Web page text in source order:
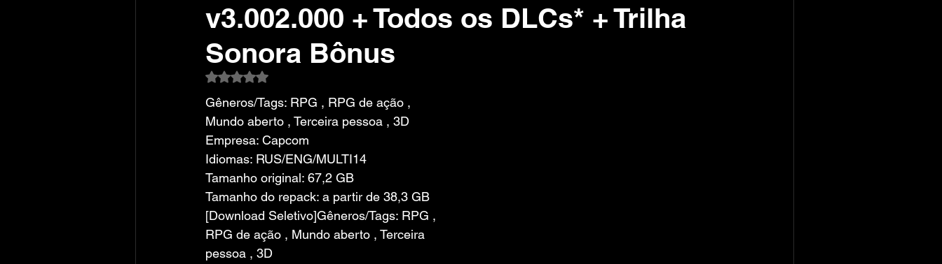
v3.002.000 + Todos os DLCs* + Trilha
Sonora Bônus
Avaliado com NaN de 5 estrelas.
Gêneros/Tags: RPG , RPG de ação ,
Mundo aberto , Terceira pessoa , 3D
Empresa: Capcom
Idiomas: RUS/ENG/MULTI14
Tamanho original: 67,2 GB
Tamanho do repack: a partir de 38,3 GB
[Download Seletivo]Gêneros/Tags: RPG ,
RPG de ação , Mundo aberto , Terceira
pessoa , 3D